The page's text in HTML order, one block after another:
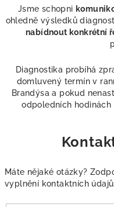
Jsme schopni
ohledně výsledků
nabídnout konkrétní
Diagnostika probíhá
domluvený termín v
Brandýsa a pokud
odpoledních
Máte nějaké otázky?
vyplnění kontaktních údajů.